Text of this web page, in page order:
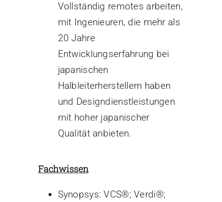
Vollständig remotes arbeiten,
mit Ingenieuren, die mehr als
20 Jahre
Entwicklungserfahrung bei
japanischen
Halbleiterherstellern haben
und Designdienstleistungen
mit hoher japanischer
Qualität anbieten.
Fachwissen
Synopsys: VCS®; Verdi®;